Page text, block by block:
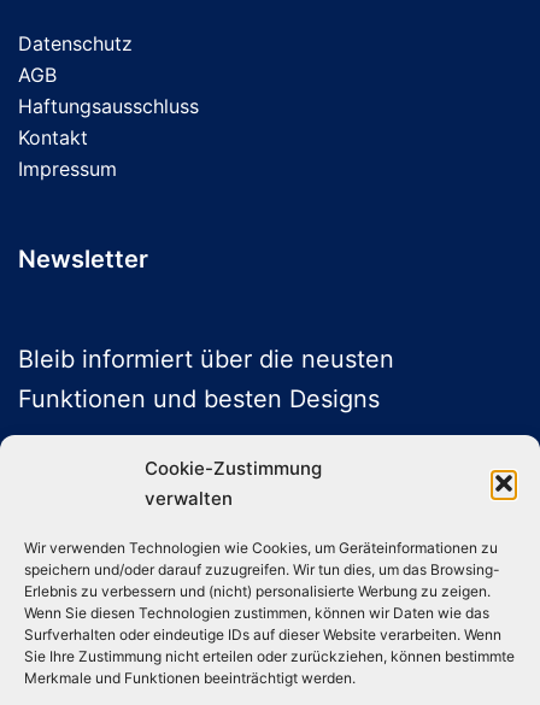
Cookie-Zustimmung
verwalten
Wir verwenden Technologien wie Cookies, um Geräteinformationen zu
speichern und/oder darauf zuzugreifen. Wir tun dies, um das Browsing-
Erlebnis zu verbessern und (nicht) personalisierte Werbung zu zeigen.
Wenn Sie diesen Technologien zustimmen, können wir Daten wie das
Surfverhalten oder eindeutige IDs auf dieser Website verarbeiten. Wenn
Sie Ihre Zustimmung nicht erteilen oder zurückziehen, können bestimmte
Merkmale und Funktionen beeinträchtigt werden.
Datenschutz
AGB
Haftungsausschluss
Kontakt
Impressum
Newsletter
Bleib informiert über die neusten
Funktionen und besten Designs
ABONNIEREN
Folge uns auf Social Media